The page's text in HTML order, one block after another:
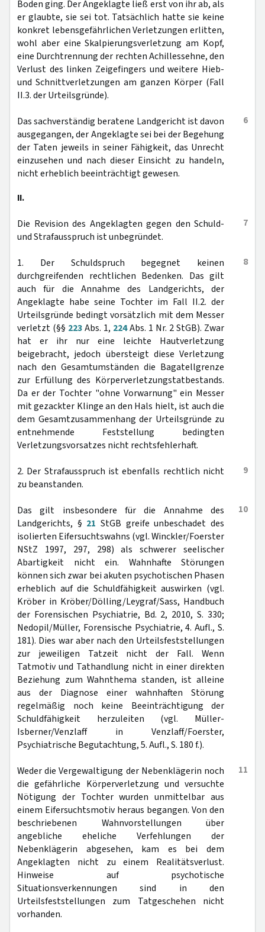
Boden ging. Der Angeklagte ließ erst von ihr ab, als
er glaubte, sie sei tot. Tatsächlich hatte sie keine
konkret lebensgefährlichen Verletzungen erlitten,
wohl aber eine Skalpierungsverletzung am Kopf,
eine Durchtrennung der rechten Achillessehne, den
Verlust des linken Zeigefingers und weitere Hieb-
und Schnittverletzungen am ganzen Körper (Fall
II.3. der Urteilsgründe).
6
Das sachverständig beratene Landgericht ist davon
ausgegangen, der Angeklagte sei bei der Begehung
der Taten jeweils in seiner Fähigkeit, das Unrecht
einzusehen und nach dieser Einsicht zu handeln,
nicht erheblich beeinträchtigt gewesen.
II.
7
Die Revision des Angeklagten gegen den Schuld-
und Strafausspruch ist unbegründet.
8
1. Der Schuldspruch begegnet keinen
durchgreifenden rechtlichen Bedenken. Das gilt
auch für die Annahme des Landgerichts, der
Angeklagte habe seine Tochter im Fall II.2. der
Urteilsgründe bedingt vorsätzlich mit dem Messer
verletzt (§§ 223Abs. 1, 224Abs. 1 Nr. 2 StGB). Zwar
hat er ihr nur eine leichte Hautverletzung
beigebracht, jedoch übersteigt diese Verletzung
nach den Gesamtumständen die Bagatellgrenze
zur Erfüllung des Körperverletzungstatbestands.
Da er der Tochter "ohne Vorwarnung" ein Messer
mit gezackter Klinge an den Hals hielt, ist auch die
dem Gesamtzusammenhang der Urteilsgründe zu
entnehmende Feststellung bedingten
Verletzungsvorsatzes nicht rechtsfehlerhaft.
9
2. Der Strafausspruch ist ebenfalls rechtlich nicht
zu beanstanden.
10
Das gilt insbesondere für die Annahme des
Landgerichts, § 21 StGB greife unbeschadet des
isolierten Eifersuchtswahns (vgl. Winckler/Foerster
NStZ 1997, 297, 298) als schwerer seelischer
Abartigkeit nicht ein. Wahnhafte Störungen
können sich zwar bei akuten psychotischen Phasen
erheblich auf die Schuldfähigkeit auswirken (vgl.
Kröber in Kröber/Dölling/Leygraf/Sass, Handbuch
der Forensischen Psychiatrie, Bd. 2, 2010, S. 330;
Nedopil/Müller, Forensische Psychiatrie, 4. Aufl., S.
181). Dies war aber nach den Urteilsfeststellungen
zur jeweiligen Tatzeit nicht der Fall. Wenn
Tatmotiv und Tathandlung nicht in einer direkten
Beziehung zum Wahnthema standen, ist alleine
aus der Diagnose einer wahnhaften Störung
regelmäßig noch keine Beeinträchtigung der
Schuldfähigkeit herzuleiten (vgl. Müller-
Isberner/Venzlaff in Venzlaff/Foerster,
Psychiatrische Begutachtung, 5. Aufl., S. 180 f.).
11
Weder die Vergewaltigung der Nebenklägerin noch
die gefährliche Körperverletzung und versuchte
Nötigung der Tochter wurden unmittelbar aus
einem Eifersuchtsmotiv heraus begangen. Von den
beschriebenen Wahnvorstellungen über
angebliche eheliche Verfehlungen der
Nebenklägerin abgesehen, kam es bei dem
Angeklagten nicht zu einem Realitätsverlust.
Hinweise auf psychotische
Situationsverkennungen sind in den
Urteilsfeststellungen zum Tatgeschehen nicht
vorhanden.